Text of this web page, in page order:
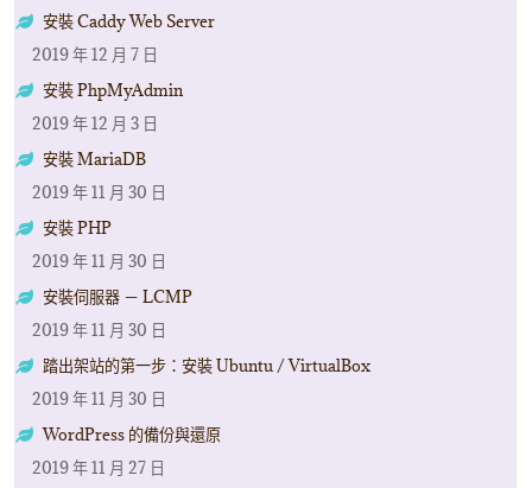
安裝 Caddy Web Server
2019 年 12 月 7 日
安裝 PhpMyAdmin
2019 年 12 月 3 日
安裝 MariaDB
2019 年 11 月 30 日
安裝 PHP
2019 年 11 月 30 日
安裝伺服器 － LCMP
2019 年 11 月 30 日
踏出架站的第一步：安裝 Ubuntu / VirtualBox
2019 年 11 月 30 日
WordPress 的備份與還原
2019 年 11 月 27 日